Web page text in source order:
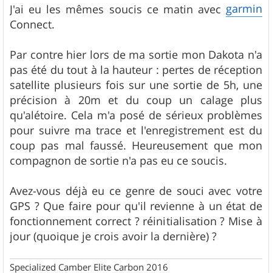
s
s
a
J'ai eu les mêmes soucis ce matin avec garmin
Connect.
Par contre hier lors de ma sortie mon Dakota n'a
pas été du tout à la hauteur : pertes de réception
satellite plusieurs fois sur une sortie de 5h, une
précision à 20m et du coup un calage plus
qu'alétoire. Cela m'a posé de sérieux problèmes
pour suivre ma trace et l'enregistrement est du
coup pas mal faussé. Heureusement que mon
compagnon de sortie n'a pas eu ce soucis.
Avez-vous déjà eu ce genre de souci avec votre
GPS ? Que faire pour qu'il revienne à un état de
fonctionnement correct ? réinitialisation ? Mise à
jour (quoique je crois avoir la dernière) ?
Specialized Camber Elite Carbon 2016